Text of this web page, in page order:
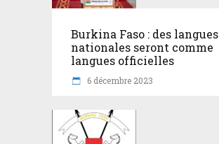
Burkina Faso : des langues
nationales seront comme
langues officielles
6 décembre 2023